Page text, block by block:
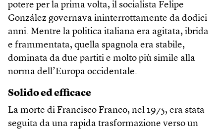
potere per la prima volta, il socialista Felipe
González governava ininterrottamente da dodici
anni. Mentre la politica italiana era agitata, ibrida
e frammentata, quella spagnola era stabile,
dominata da due partiti e molto più simile alla
norma dell’Europa occidentale.
Solido ed efficace
La morte di Francisco Franco, nel 1975, era stata
seguita da una rapida trasformazione verso un